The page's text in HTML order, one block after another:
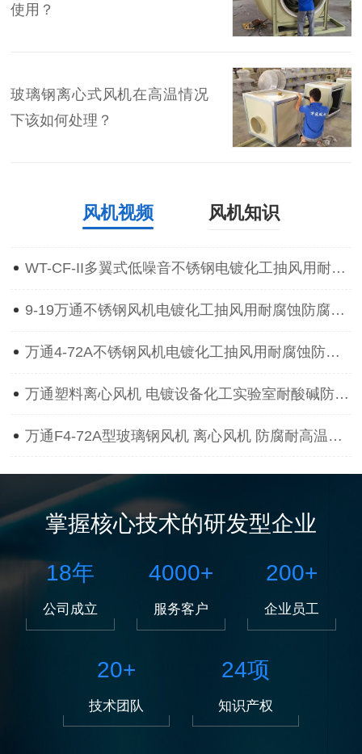
使用？
玻璃钢离心式风机在高温情况
下该如何处理？
风机视频 风机知识
WT-CF-II多翼式低噪音不锈钢电镀化工抽风用耐腐蚀防腐离心通风机
9-19万通不锈钢风机电镀化工抽风用耐腐蚀防腐防爆离心通风机
万通4-72A不锈钢风机电镀化工抽风用耐腐蚀防腐防爆离心通风机
万通塑料离心风机 电镀设备化工实验室耐酸碱防腐蚀抽风用通风机
万通F4-72A型玻璃钢风机 离心风机 防腐耐高温离心风机
掌握核心技术的研发型企业
18年
公司成立
4000+
服务客户
200+
企业员工
20+
技术团队
24项
知识产权